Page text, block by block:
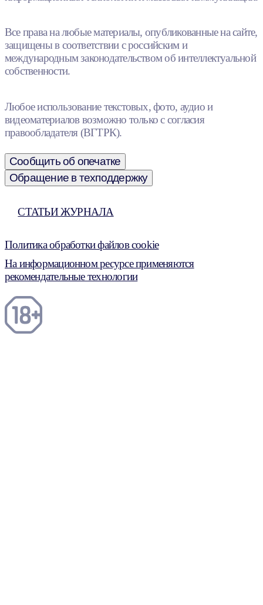
Все права на любые материалы, опубликованные на сайте,
защищены в соответствии с российским и
международным законодательством об интеллектуальной
собственности.
Любое использование текстовых, фото, аудио и
видеоматериалов возможно только с согласия
правообладателя (ВГТРК).
Сообщить об опечатке
Обращение в техподдержку
СТАТЬИ ЖУРНАЛА
Политика обработки файлов cookie
На информационном ресурсе применяются
рекомендательные технологии